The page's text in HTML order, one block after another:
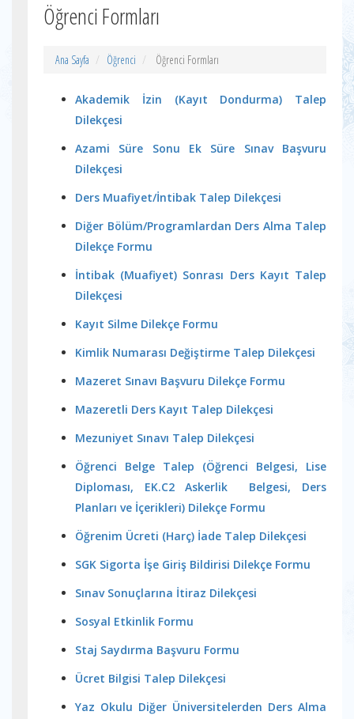
Öğrenci Formları
Ana Sayfa Öğrenci Öğrenci Formları
Akademik İzin (Kayıt Dondurma) Talep
Dilekçesi
Azami Süre Sonu Ek Süre Sınav Başvuru
Dilekçesi
Ders Muafiyet/İntibak Talep Dilekçesi
Diğer Bölüm/Programlardan Ders Alma Talep
Dilekçe Formu
İntibak (Muafiyet) Sonrası Ders Kayıt Talep
Dilekçesi
Kayıt Silme Dilekçe Formu
Kimlik Numarası Değiştirme Talep Dilekçesi
Mazeret Sınavı Başvuru Dilekçe Formu
Mazeretli Ders Kayıt Talep Dilekçesi
Mezuniyet Sınavı Talep Dilekçesi
Öğrenci Belge Talep (Öğrenci Belgesi, Lise
Diploması, EK.C2 Askerlik Belgesi, Ders
Planları ve İçerikleri) Dilekçe Formu
Öğrenim Ücreti (Harç) İade Talep Dilekçesi
SGK Sigorta İşe Giriş Bildirisi Dilekçe Formu
Sınav Sonuçlarına İtiraz Dilekçesi
Sosyal Etkinlik Formu
Staj Saydırma Başvuru Formu
Ücret Bilgisi Talep Dilekçesi
Yaz Okulu Diğer Üniversitelerden Ders Alma